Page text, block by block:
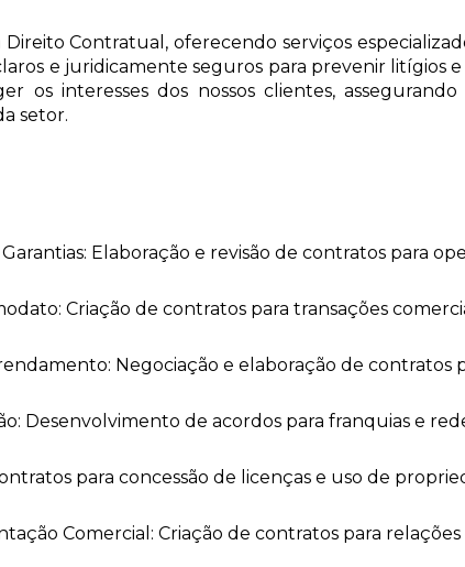
Contratual, oferecendo serviços
e juridicamente seguros para prevenir litígios
os interesses dos nossos clientes,
setor.
Elaboração e revisão de contratos para
Criação de contratos para transações
Negociação e elaboração de contratos
Desenvolvimento de acordos para franquias e
para concessão de licenças e uso de
Comercial: Criação de contratos para